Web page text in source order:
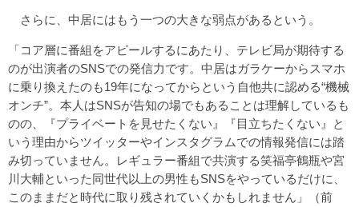
さらに、中居にはもう一つの大きな弱点があるという。
「コア層に番組をアピールするにあたり、テレビ局が期待する
のが出演者のSNSでの発信力です。中居はガラケーからスマホ
に乗り換えたのも19年になってからという自他共に認める“機械
オンチ”。本人はSNSが告知の場でもあることは理解しているも
のの、『プライベートを見せたくない』『目立ちたくない』と
いう理由からツイッターやインスタグラムでの情報発信には踏
み切っていません。レギュラー番組で共演する笑福亭鶴瓶や宮
川大輔といった同世代以上の男性もSNSをやっているだけに、
このままだと時代に取り残されていくかもしれません」（前